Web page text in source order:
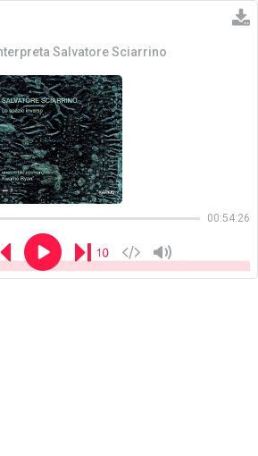
Salvatore Sciarrino
00:54:26